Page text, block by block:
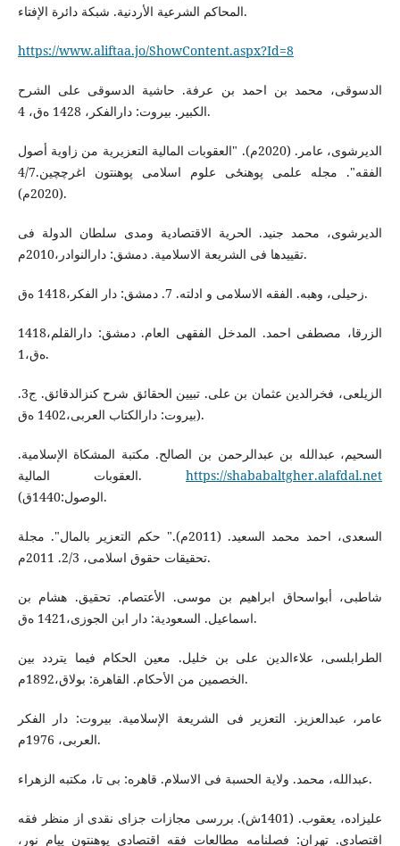
المحاکم الشرعیة الأردنیة. شبکة دائرة الإفتاء.
https://www.aliftaa.jo/ShowContent.aspx?Id=8
الدسوقی، محمد بن احمد بن عرفة. حاشیة الدسوقی علی الشرح
الکبیر. بیروت: دارالفکر، 1428 ه‌ق، 4.
الدیرشوی، عامر. (2020م). "العقوبات المالیة التعزیریة من زاویة أصول
الفقه". مجله علمی پوهنځی علوم اسلامی پوهنتون اغرچچین.4/7
(2020م).
الدیرشوی، محمد جنید. الحریة الاقتصادیة ومدی سلطان الدولة فی
تقییدها فی الشریعة الاسلامیة. دمشق: دارالنوادر،2010م.
زحیلی، وهبه. الفقه الاسلامی و ادلته. 7. دمشق: دار الفکر،1418 ه‌ق.
الزرقا، مصطفی احمد. المدخل الفقهی العام. دمشق: دارالقلم،1418
ه‌ق،1.
الزیلعی، فخرالدین عثمان بن علی. تبیین الحقائق شرح کنزالدقائق. ج3.
(بیروت: دارالکتاب العربی،1402 ه‌ق.
السحیم، عبدالله بن عبدالرحمن بن الصالح. مکتبة المشکاة الإسلامیة.
العقوبات المالیة.https://shababaltgher.alafdal.net
(الوصول:1440ق.
السعدی، احمد محمد السعید. (2011م)." حکم التعزیر بالمال". مجلة
تحقیقات حقوق اسلامی، 2/3. 2011م.
شاطبی، أبواسحاق ابراهیم بن موسی. الأعتصام. تحقیق. هشام بن
اسماعیل. السعودیة: دار ابن الجوزی،1421 ه‌ق.
الطرابلسی، علاءالدین علی بن خلیل. معین الحکام فیما یتردد بین
الخصمین من الأحکام. القاهرة: بولاق،1892م.
عامر، عبدالعزیز. التعزیر فی الشریعة الإسلامیة. بیروت: دار الفکر
العربی، 1976م.
عبدالله، محمد. ولایة الحسبة فی الاسلام. قاهره: بی تا، مکتبه الزهراء.
علیزاده، یعقوب. (1401ش). بررسی مجازات جزای نقدی از منظر فقه
اقتصادی. تهران: فصلنامه مطالعات فقه اقتصادی پوهنتون پیام نور،